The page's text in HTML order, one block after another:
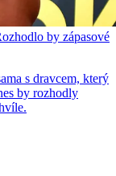
by zápasové
s dravcem, který
by rozhodly